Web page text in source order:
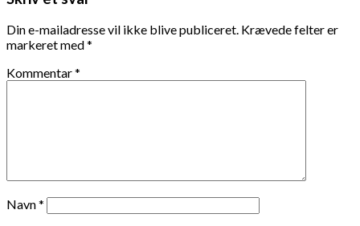
Din e-mailadresse vil ikke blive publiceret. Krævede felter er
markeret med*
Kommentar*
Navn*